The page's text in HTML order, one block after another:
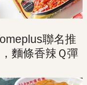
聯名推
麵條香辣Ｑ彈